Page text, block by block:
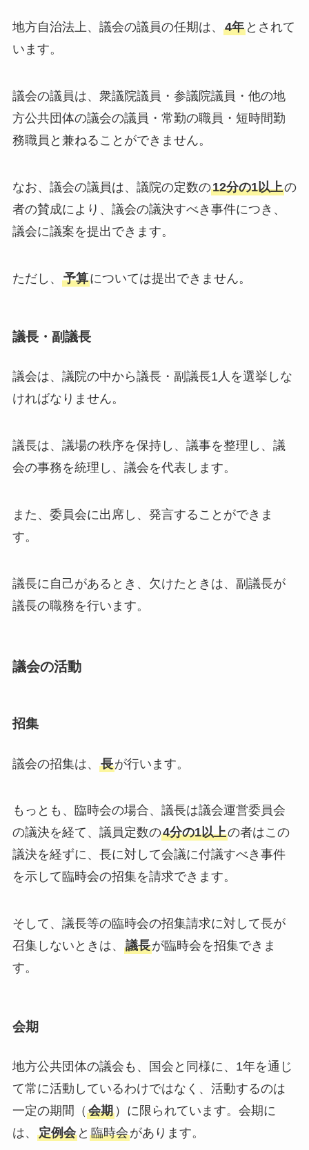
地方自治法上、議会の議員の任期は、 4年とされて
います。
議会の議員は、衆議院議員・参議院議員・他の地
方公共団体の議会の議員・常勤の職員・短時間勤
務職員と兼ねることができません。
なお、議会の議員は、議院の定数の12分の1以上の
者の賛成により、議会の議決すべき事件につき、
議会に議案を提出できます。
ただし、 予算については提出できません。
議長・副議長
議会は、議院の中から議長・副議長1人を選挙しな
ければなりません。
議長は、議場の秩序を保持し、議事を整理し、議
会の事務を統理し、議会を代表します。
また、委員会に出席し、発言することができま
す。
議長に自己があるとき、欠けたときは、副議長が
議長の職務を行います。
議会の活動
招集
議会の招集は、 長が行います。
もっとも、臨時会の場合、議長は議会運営委員会
の議決を経て、議員定数の4分の1以上の者はこの
議決を経ずに、長に対して会議に付議すべき事件
を示して臨時会の招集を請求できます。
そして、議長等の臨時会の招集請求に対して長が
召集しないときは、 議長が臨時会を招集できま
す。
会期
地方公共団体の議会も、国会と同様に、1年を通じ
て常に活動しているわけではなく、活動するのは
一定の期間（ 会期）に限られています。会期に
は、 定例会と 臨時会があります。